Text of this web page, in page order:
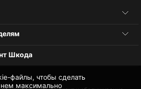
файлы, чтобы сделать
максимально
Шкода